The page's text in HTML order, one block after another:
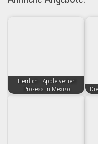
Herrlich - Apple verliert
Prozess in Mexiko